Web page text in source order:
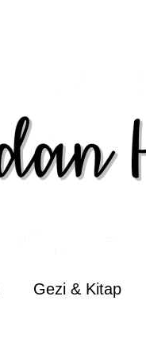
Gezi & Kitap